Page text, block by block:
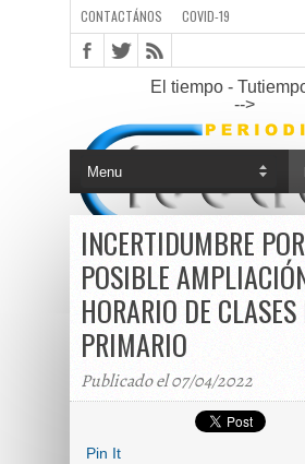
CONTACTÁNOS COVID-19
El tiempo -
-->
INCERTIDUMBRE
POSIBLE
HORARIO DE
PRIMARIO
Publicado el 07/04/2022
Pin It